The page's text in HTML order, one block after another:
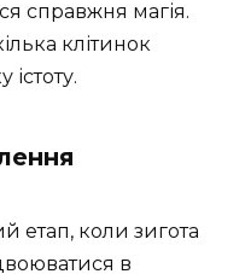
справжня магія.
клітинок
етап, коли зигота
в